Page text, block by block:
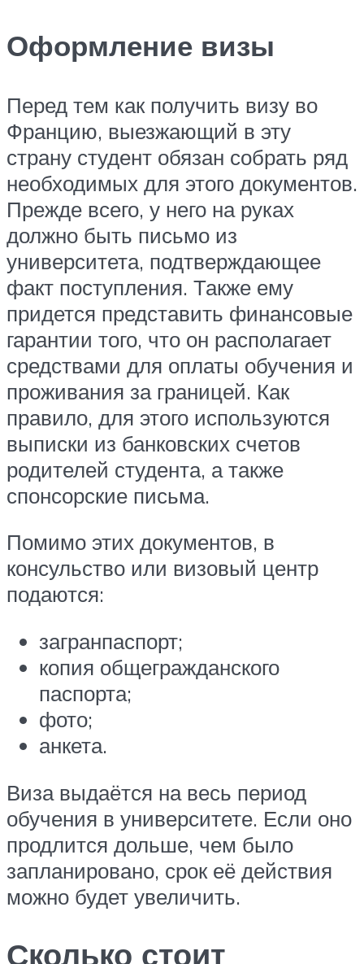
Оформление визы
Перед тем как получить визу во
Францию, выезжающий в эту
страну студент обязан собрать ряд
необходимых для этого документов.
Прежде всего, у него на руках
должно быть письмо из
университета, подтверждающее
факт поступления. Также ему
придется представить финансовые
гарантии того, что он располагает
средствами для оплаты обучения и
проживания за границей. Как
правило, для этого используются
выписки из банковских счетов
родителей студента, а также
спонсорские письма.
Помимо этих документов, в
консульство или визовый центр
подаются:
загранпаспорт;
копия общегражданского
паспорта;
фото;
анкета.
Виза выдаётся на весь период
обучения в университете. Если оно
продлится дольше, чем было
запланировано, срок её действия
можно будет увеличить.
Сколько стоит